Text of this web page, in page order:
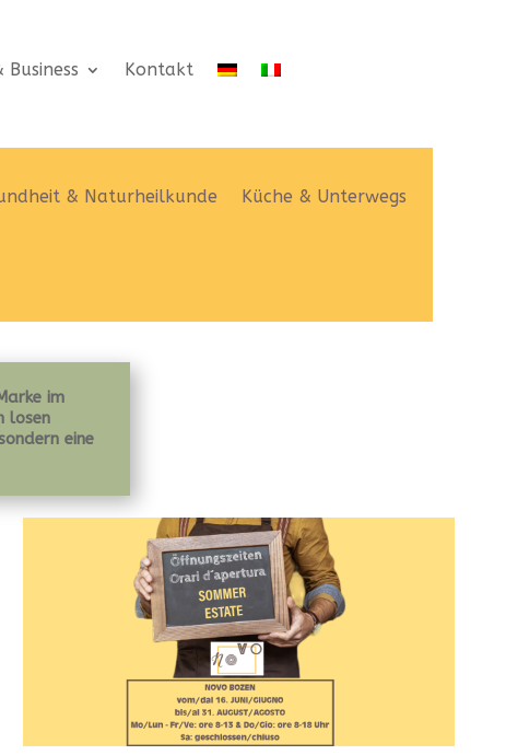
Kontakt
& Naturheilkunde Küche & Unterwegs
im
losen
eine